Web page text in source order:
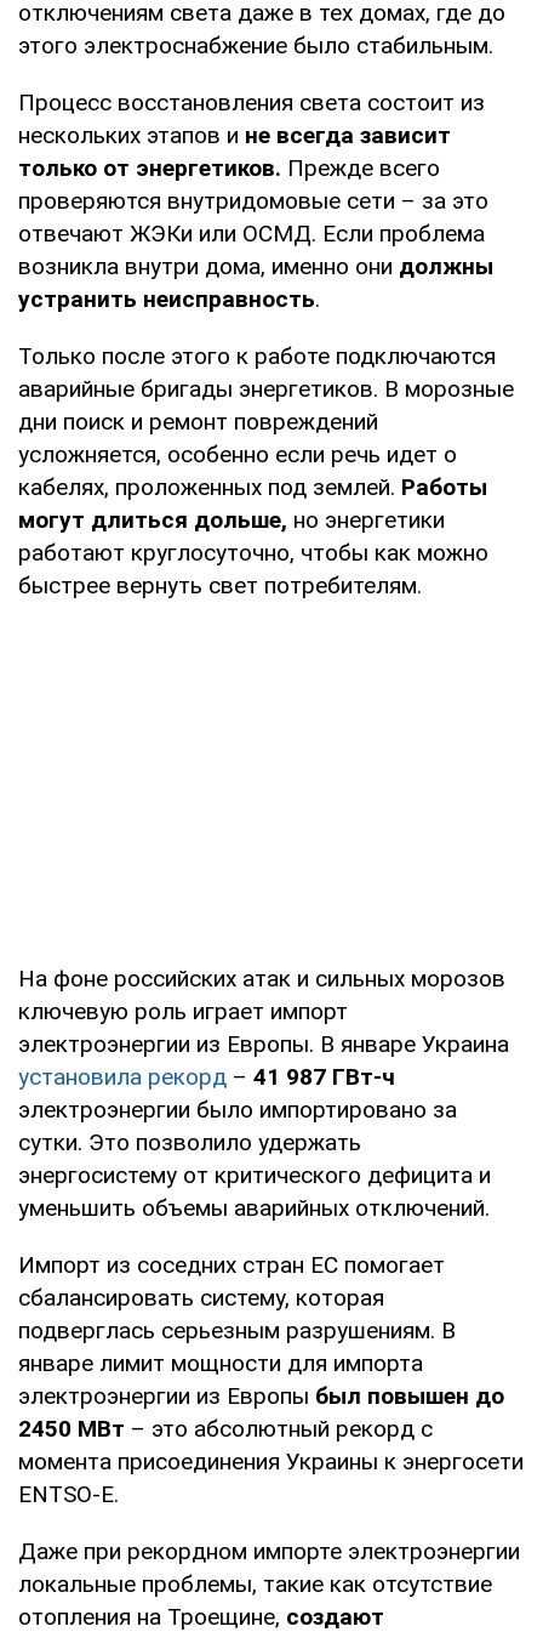
отключениям света даже в тех домах, где до
этого электроснабжение было стабильным.
Процесс восстановления света состоит из
нескольких этапов и не всегда зависит
только от энергетиков. Прежде всего
проверяются внутридомовые сети – за это
отвечают ЖЭКи или ОСМД. Если проблема
возникла внутри дома, именно они должны
устранить неисправность.
Только после этого к работе подключаются
аварийные бригады энергетиков. В морозные
дни поиск и ремонт повреждений
усложняется, особенно если речь идет о
кабелях, проложенных под землей. Работы
могут длиться дольше, но энергетики
работают круглосуточно, чтобы как можно
быстрее вернуть свет потребителям.
На фоне российских атак и сильных морозов
ключевую роль играет импорт
электроэнергии из Европы. В январе Украина
установила рекорд – 41 987 ГВт-ч
электроэнергии было импортировано за
сутки. Это позволило удержать
энергосистему от критического дефицита и
уменьшить объемы аварийных отключений.
Импорт из соседних стран ЕС помогает
сбалансировать систему, которая
подверглась серьезным разрушениям. В
январе лимит мощности для импорта
электроэнергии из Европы был повышен до
2450 МВт – это абсолютный рекорд с
момента присоединения Украины к энергосети
ENTSO-E.
Даже при рекордном импорте электроэнергии
локальные проблемы, такие как отсутствие
отопления на Троещине, создают